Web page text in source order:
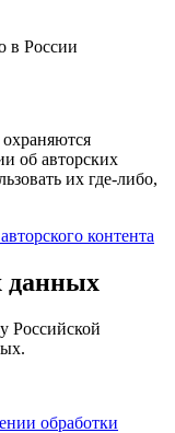
в России
об авторских
их где-либо,
контента
данных
Российской
обработки